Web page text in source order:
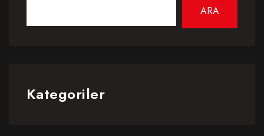
ARA
Kategoriler